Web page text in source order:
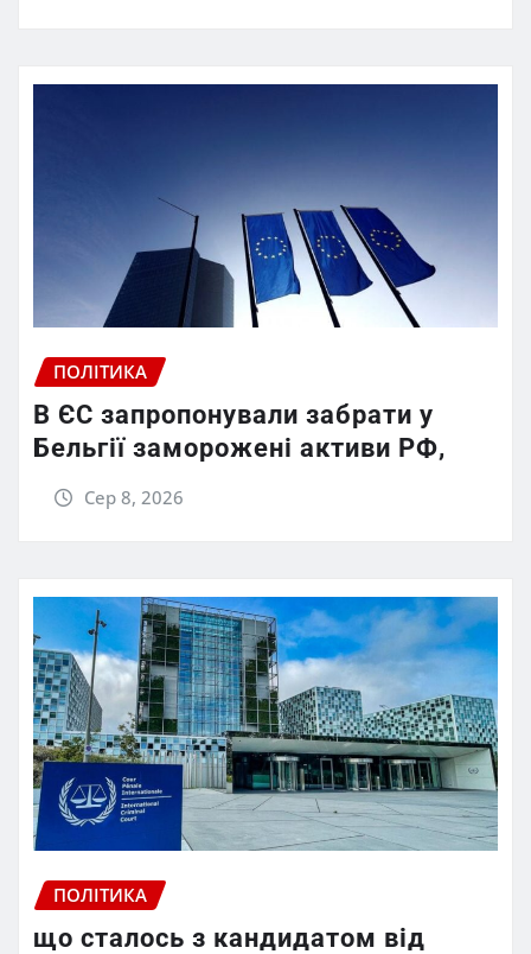
ПОЛІТИКА
В ЄС запропонували забрати у
Бельгії заморожені активи РФ,
Сер 8, 2026
ПОЛІТИКА
що сталось з кандидатом від